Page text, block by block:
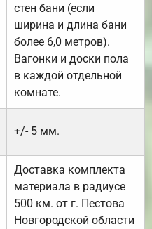
стен бани (если
ширина и длина бани
более 6,0 метров).
Вагонки и доски пола
в каждой отдельной
комнате.
+/- 5 мм.
Доставка комплекта
материала в радиусе
500 км. от г. Пестова
Новгородской области